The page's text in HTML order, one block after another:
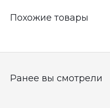
Похожие товары
Ранее вы смотрели